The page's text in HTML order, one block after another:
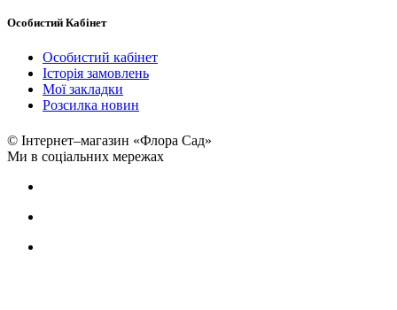
Особистий Кабінет
Особистий кабінет
Історія замовлень
Мої закладки
Розсилка новин
© Інтернет–магазин «Флора Сад»
Ми в соціальних мережах